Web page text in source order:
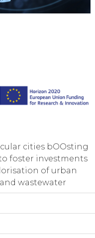
cities bOOsting
foster investments
of urban
wastewater